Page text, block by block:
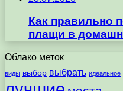
Как правильно
плащи в
Облако меток
виды выбор выбрать идеальное